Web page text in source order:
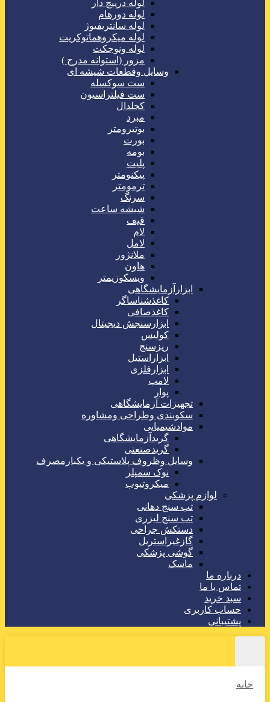
لوله درپیچ دار
لوله دورهام
لوله سانتریفیوژ
لوله میکروهماتوکریت
لوله ونوجکت
مزور (استوانه مدرج )
وسایل وقطعات شیشه ای
ست سوکسله
ست فیلتراسیون
کجلدال
مبرد
بوتیرومتر
بورت
بومه
پلیت
پیکنومتر
ترمومتر
سرنگ
شیشه ساعت
قیف
لام
لامل
ملانژور
هاون
ویسکوزیمتر
ابزارآزمایشگاهی
کاغذشناساگر
کاغذصافی
ابزارسنجش دیجیتال
کولیس
ریزسنج
ابزاراستیل
ابزارفلزی
لامپ
پوار
تجهیزات آزمایشگاهی
سکوبندی وطراحی ومشاوره
موادشیمیایی
گریدآزمایشگاهی
گریدصنعتی
وسایل وظروف پلاستیکی و یکبارمصرف
نوک سمپلر
میکروتیوب
لوازم پزشکی
تب سنج دهانی
تب سنج لیزری
دستکش جراحی
گازغیراستریل
گوشی پزشکی
ماسک
درباره ما
تماس با ما
سبد خرید
حساب کاربری
پشتیبانی
خانه